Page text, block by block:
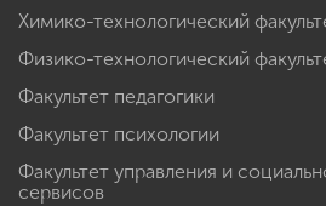
Химико-технологический
Физико-технологический
Факультет педагогики
Факультет психологии
Факультет управления и
сервисов